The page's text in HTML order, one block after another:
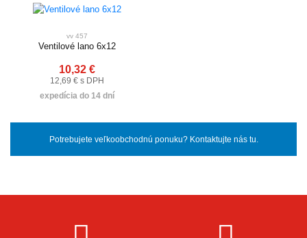
vv 457
Ventilové lano 6x12
10,32 €
12,69 € s DPH
expedícia do 14 dní
Potrebujete veľkoobchodnú ponuku? Kontaktujte nás tu.